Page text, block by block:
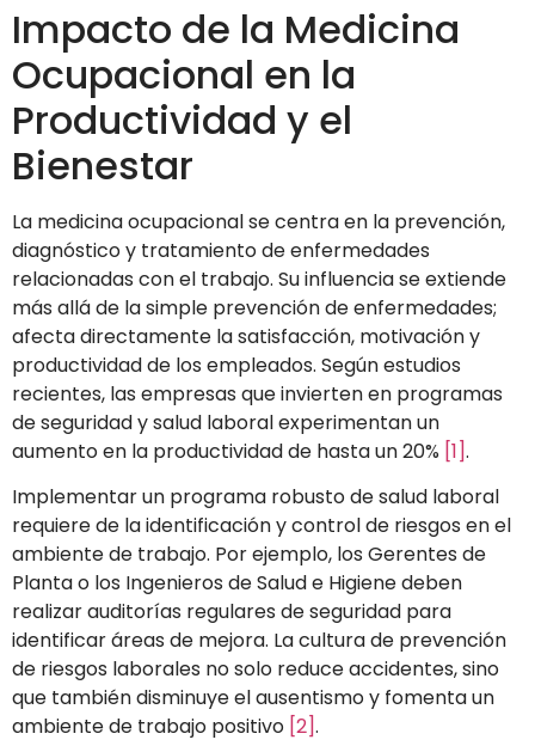
Impacto de la Medicina
Ocupacional en la
Productividad y el
Bienestar
La medicina ocupacional se centra en la prevención,
diagnóstico y tratamiento de enfermedades
relacionadas con el trabajo. Su influencia se extiende
más allá de la simple prevención de enfermedades;
afecta directamente la satisfacción, motivación y
productividad de los empleados. Según estudios
recientes, las empresas que invierten en programas
de seguridad y salud laboral experimentan un
aumento en la productividad de hasta un 20% [1].
Implementar un programa robusto de salud laboral
requiere de la identificación y control de riesgos en el
ambiente de trabajo. Por ejemplo, los Gerentes de
Planta o los Ingenieros de Salud e Higiene deben
realizar auditorías regulares de seguridad para
identificar áreas de mejora. La cultura de prevención
de riesgos laborales no solo reduce accidentes, sino
que también disminuye el ausentismo y fomenta un
ambiente de trabajo positivo [2].